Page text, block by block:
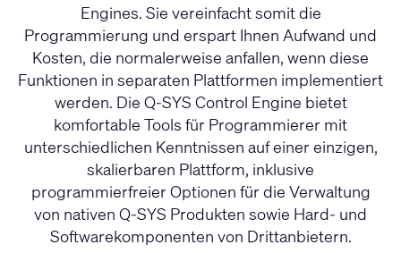
Engines. Sie vereinfacht somit die
Programmierung und erspart Ihnen Aufwand und
Kosten, die normalerweise anfallen, wenn diese
Funktionen in separaten Plattformen implementiert
werden. Die Q-SYS Control Engine bietet
komfortable Tools für Programmierer mit
unterschiedlichen Kenntnissen auf einer einzigen,
skalierbaren Plattform, inklusive
programmierfreier Optionen für die Verwaltung
von nativen Q-SYS Produkten sowie Hard- und
Softwarekomponenten von Drittanbietern.